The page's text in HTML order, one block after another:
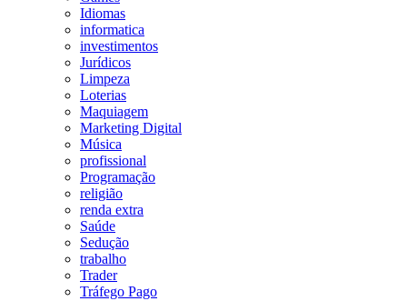
Idiomas
informatica
investimentos
Jurídicos
Limpeza
Loterias
Maquiagem
Marketing Digital
Música
profissional
Programação
religião
renda extra
Saúde
Sedução
trabalho
Trader
Tráfego Pago